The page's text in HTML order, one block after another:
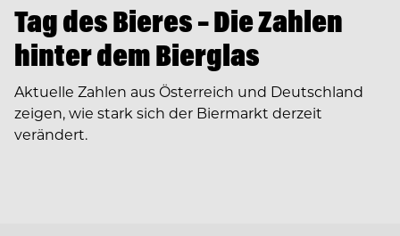
Tag des Bieres – Die Zahlen
hinter dem Bierglas
Aktuelle Zahlen aus Österreich und Deutschland
zeigen, wie stark sich der Biermarkt derzeit
verändert.